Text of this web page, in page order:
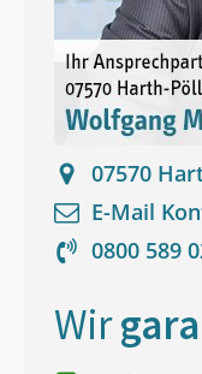
07570
E-Mail
0800 589
Wir